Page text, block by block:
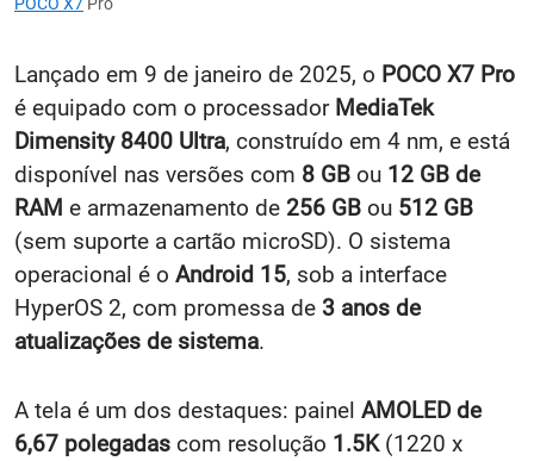
Lançado em 9 de janeiro de 2025, o POCO X7 Pro
é equipado com o processador MediaTek
Dimensity 8400 Ultra, construído em 4 nm, e está
disponível nas versões com 8 GB ou 12 GB de
RAM e armazenamento de 256 GB ou 512 GB
(sem suporte a cartão microSD). O sistema
operacional é o Android 15, sob a interface
HyperOS 2, com promessa de 3 anos de
atualizações de sistema.
A tela é um dos destaques: painel AMOLED de
6,67 polegadas com resolução 1.5K(1220 x